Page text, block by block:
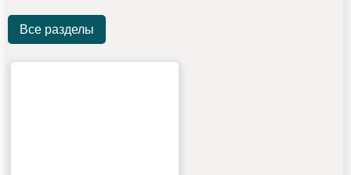
Все разделы